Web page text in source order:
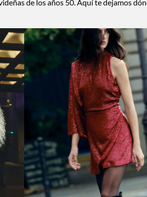
de los años 50. Aquí te dejamos